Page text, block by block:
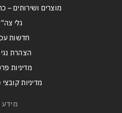
מוצרים ושירותים –
גלי
חדשות
הצהרת
מדיניות
מדיניות קובצי Cookie
מידע